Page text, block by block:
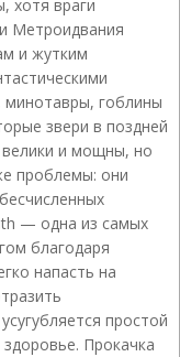
хотя враги
Метроидвания
и жутким
гоблины
звери в поздней
велики и мощны, но
проблемы: они
— одна из самых
благодаря
напасть на
простой
Прокачка